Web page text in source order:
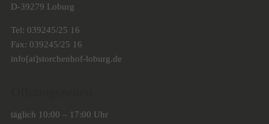
D-39279 Loburg
Tel: 039245/25 16
Fax: 039245/25 16
info[at]storchenhof-loburg.de
täglich 10:00 – 17:00 Uhr